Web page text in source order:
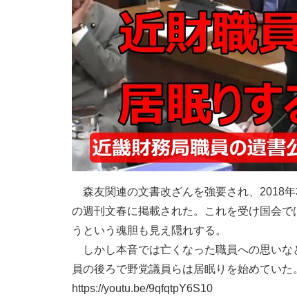
森友関連の文書改ざんを強要され、2018
の週刊文春に掲載された。これを受け国会
うという魂胆も見え隠れする。
しかし本音では亡くなった職員への思いな
員の後ろで野党議員らは居眠りを始めていた
https://youtu.be/9qfqtpY6S10